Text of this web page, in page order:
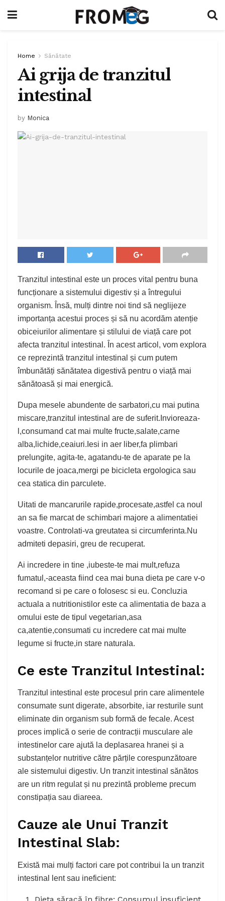
Home Sănătate
Ai grija de tranzitul
intestinal
by Monica
Tranzitul intestinal este un proces vital pentru buna
funcționare a sistemului digestiv și a întregului
organism. Însă, mulți dintre noi tind să neglijeze
importanța acestui proces și să nu acordăm atenție
obiceiurilor alimentare și stilului de viață care pot
afecta tranzitul intestinal. În acest articol, vom explora
ce reprezintă tranzitul intestinal și cum putem
îmbunătăți sănătatea digestivă pentru o viață mai
sănătoasă și mai energică.
Dupa mesele abundente de sarbatori,cu mai putina
miscare,tranzitul intestinal are de suferit.Invioreaza-
l,consumand cat mai multe fructe,salate,carne
alba,lichide,ceaiuri.Iesi in aer liber,fa plimbari
prelungite, agita-te, agatandu-te de aparate pe la
locurile de joaca,mergi pe bicicleta ergologica sau
cea statica din parculete.
Uitati de mancarurile rapide,procesate,astfel ca noul
an sa fie marcat de schimbari majore a alimentatiei
voastre. Controlati-va greutatea si circumferinta.Nu
admiteti depasiri, greu de recuperat.
Ai incredere in tine ,iubeste-te mai mult,refuza
fumatul,-aceasta fiind cea mai buna dieta pe care v-o
recomand si pe care o folosesc si eu. Concluzia
actuala a nutritionistilor este ca alimentatia de baza a
omului este de tipul vegetarian,asa
ca,atentie,consumati cu incredere cat mai multe
legume si fructe,in stare naturala.
Ce este Tranzitul Intestinal:
Tranzitul intestinal este procesul prin care alimentele
consumate sunt digerate, absorbite, iar resturile sunt
eliminate din organism sub formă de fecale. Acest
proces implică o serie de contracții musculare ale
intestinelor care ajută la deplasarea hranei și a
substanțelor nutritive către părțile corespunzătoare
ale sistemului digestiv. Un tranzit intestinal sănătos
are un ritm regulat și nu prezintă probleme precum
constipația sau diareea.
Cauze ale Unui Tranzit
Intestinal Slab:
Există mai mulți factori care pot contribui la un tranzit
intestinal lent sau ineficient:
Dieta săracă în fibre: Consumul insuficient